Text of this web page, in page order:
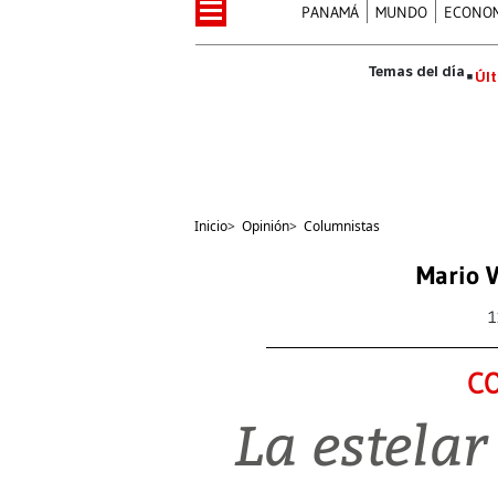
PANAMÁ MUNDO
Inicio> Opinión> Columnistas
Mario
La